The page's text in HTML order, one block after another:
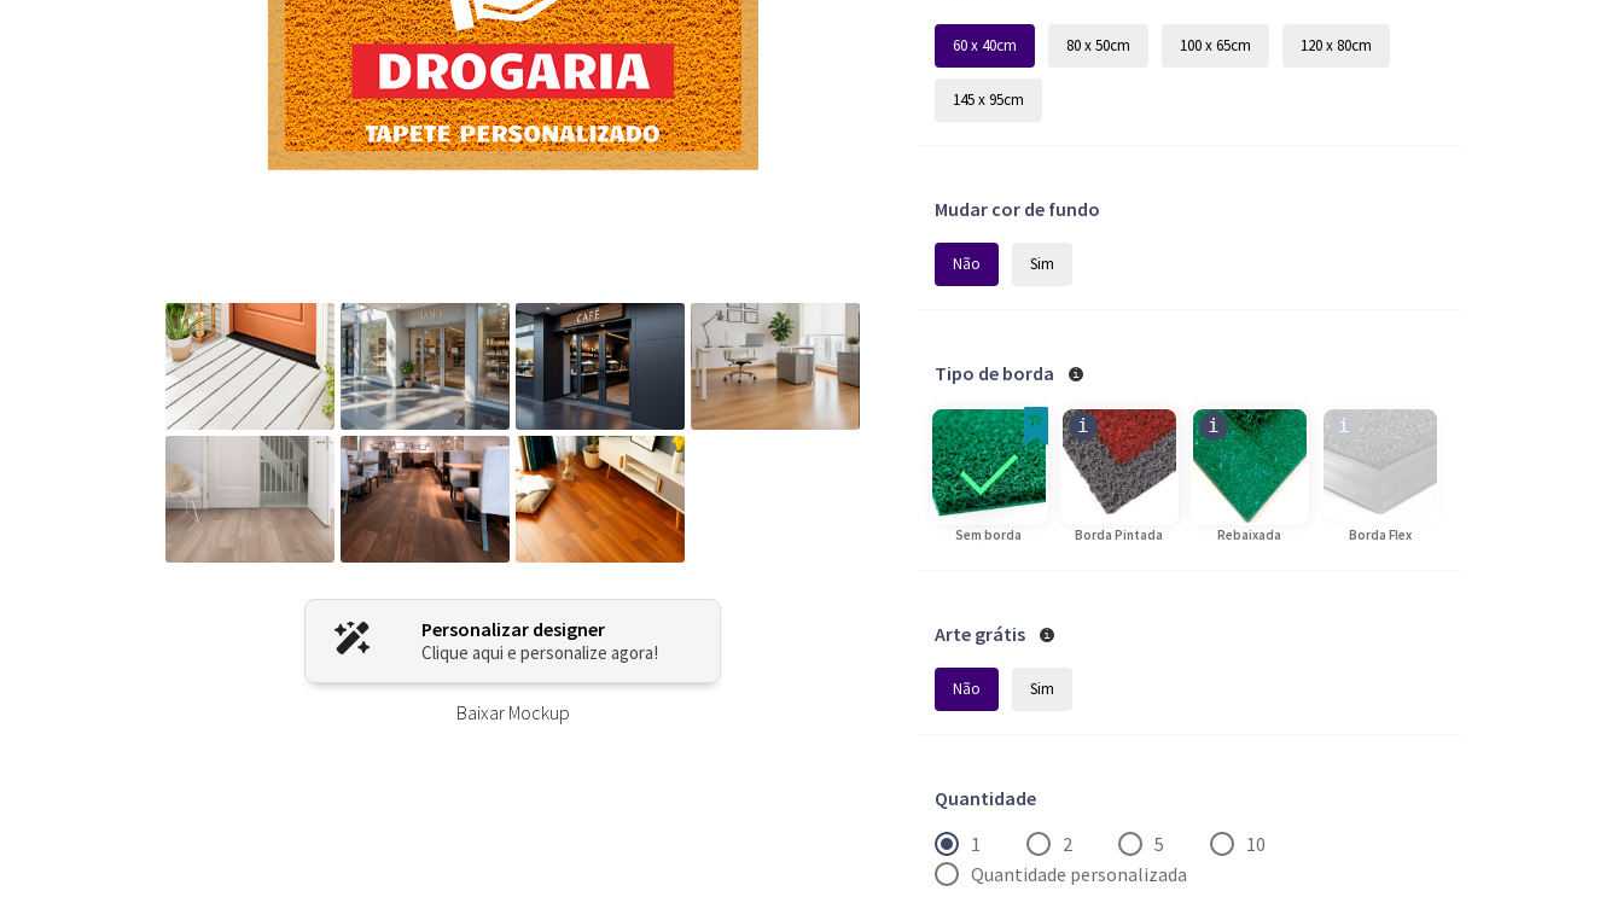
Personalizar designer
Clique aqui e personalize agora!
Baixar Mockup
60 x 40cm 80 x 50cm 100 x 65cm 120 x 80cm
145 x 95cm
Mudar cor de fundo
Não Sim
Tipo de borda
Sem borda Borda Pintada Rebaixada Borda Flex
Arte grátis
Não Sim
Quantidade
1
2 5
10
Quantidade personalizada